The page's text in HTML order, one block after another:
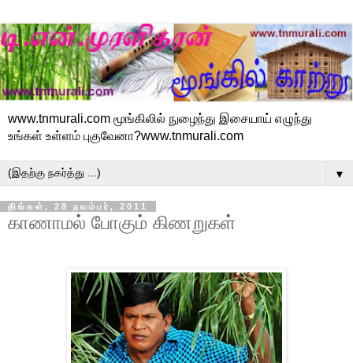
www.tnmurali.com மூங்கிலில் நுழைந்து இசையாய் எழுந்து
உங்கள் உள்ளம் புகுவேனா?www.tnmurali.com
▼
திங்கள், 28 நவம்பர், 2011
காணாமல் போகும் கிணறுகள்